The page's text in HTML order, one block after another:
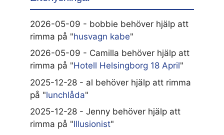
2026-05-09 - bobbie behöver hjälp att
rimma på "husvagn kabe"
2026-05-09 - Camilla behöver hjälp att
rimma på "Hotell Helsingborg 18 April"
2025-12-28 - al behöver hjälp att rimma
på "lunchlåda"
2025-12-28 - Jenny behöver hjälp att
rimma på "Illusionist"